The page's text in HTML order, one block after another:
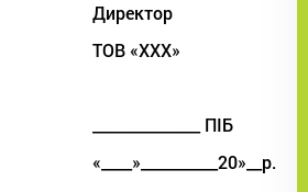
Директор
ТОВ «ХХХ»
______________ ПІБ
«____»__________20»__р.